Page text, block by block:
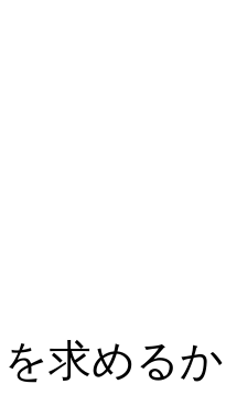
求める